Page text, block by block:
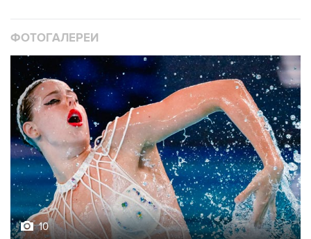
ФОТОГАЛЕРЕИ
10